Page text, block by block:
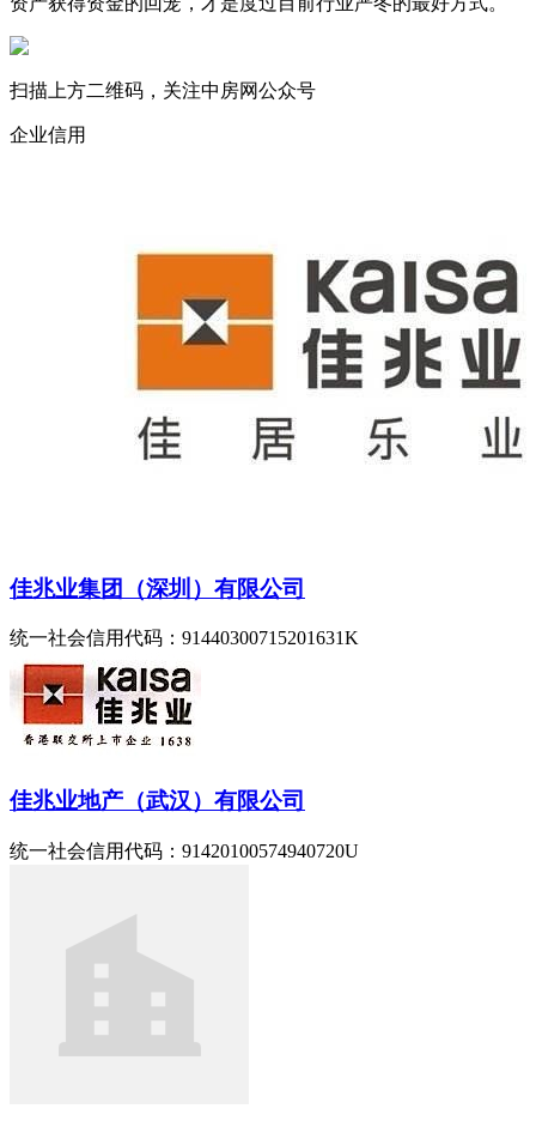
扫描上方二维码，关注中房网公众号
企业信用
佳兆业集团（深圳）有限公司
统一社会信用代码：91440300715201631K
佳兆业地产（武汉）有限公司
统一社会信用代码：91420100574940720U